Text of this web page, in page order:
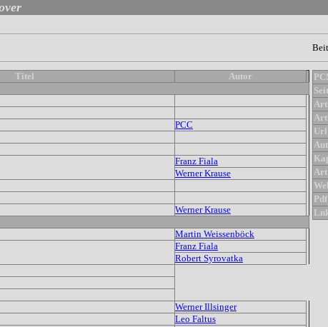
Titel
Autor
PCC
Franz Fiala
Werner Krause
Werner Krause
Martin Weissenböck
Franz Fiala
Robert Syrovatka
Werner Illsinger
Leo Faltus
Url
Art
Pdf